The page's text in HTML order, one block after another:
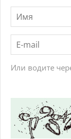
Или водите